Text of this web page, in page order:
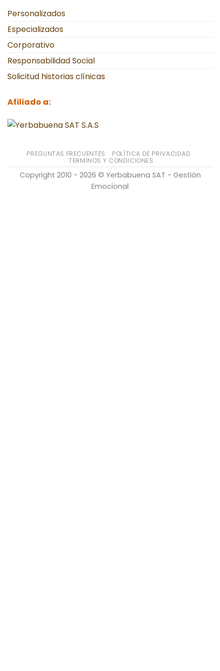
Personalizados
Especializados
Corporativo
Responsabilidad Social
Solicitud historias clínicas
Afiliado a:
PREGUNTAS FRECUENTES
POLÍTICA DE PRIVACIDAD
TERMINOS Y CONDICIONES
Copyright 2010 - 2026 © Yerbabuena SAT - Gestión
Emocional